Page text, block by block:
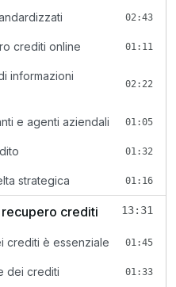
02:43
crediti online 01:11
informazioni
02:22
e agenti aziendali 01:05
01:32
strategica 01:16
crediti 13:31
crediti è essenziale 01:45
dei crediti 01:33